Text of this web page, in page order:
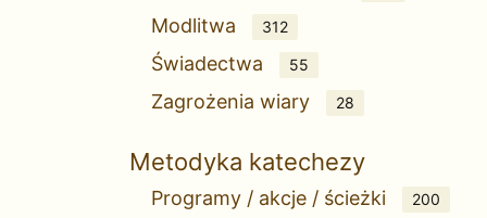
Modlitwa 312
Świadectwa 55
Zagrożenia wiary 28
Metodyka katechezy
Programy / akcje / ścieżki 200